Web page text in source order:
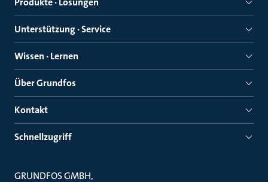
Unterstützung · Service
Wissen · Lernen
Über Grundfos
Kontakt
Schnellzugriff
GRUNDFOS GMBH